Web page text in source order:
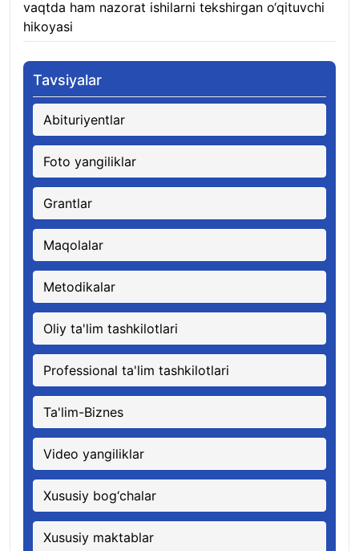
vaqtda ham nazorat ishilarni tekshirgan o‘qituvchi
hikoyasi
Tavsiyalar
Abituriyentlar
Foto yangiliklar
Grantlar
Maqolalar
Metodikalar
Oliy ta'lim tashkilotlari
Professional ta'lim tashkilotlari
Ta'lim-Biznes
Video yangiliklar
Xususiy bog‘chalar
Xususiy maktablar